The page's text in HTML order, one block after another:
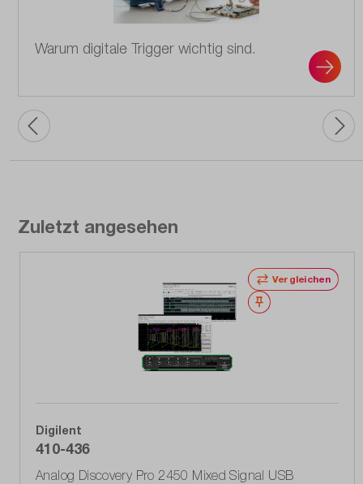
Warum digitale Trigger wichtig sind.
Zuletzt angesehen
Vergleichen
Merken
Digilent
410-436
Analog Discovery Pro 2450 Mixed Signal USB